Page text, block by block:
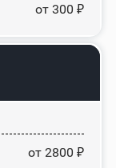
от 300 ₽
от 2800 ₽